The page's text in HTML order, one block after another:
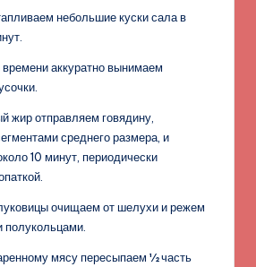
небольшие куски сала в
времени аккуратно вынимаем
жир отправляем говядину,
среднего размера, и
10 минут, периодически
очищаем от шелухи и режем
полукольцами.
мясу пересыпаем ½ часть